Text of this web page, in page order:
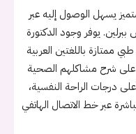
يسهل الوصول إليه عبر
يوفر وجود الدكتورة
ممتازة باللغتين العربية
على شرح مشاكلهم الصحية
درجات الراحة النفسية،
عبر خط الاتصال الهاتفي